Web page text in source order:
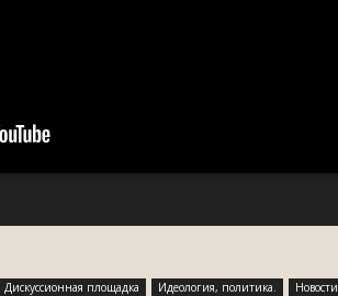
Дискуссионная площадка Идеология, политика. Новости